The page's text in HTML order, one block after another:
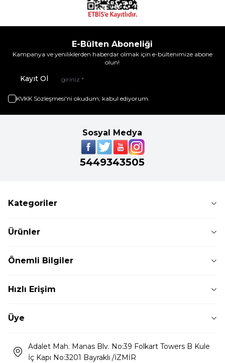
E-Bülten Aboneliği
Kampanya ve yeniliklerden haberdar olmak için e-bültenimize abone
olun!
Kayıt Ol
KVKK Sözleşmesi'ni okudum, kabul ediyorum.
Sosyal Medya
5449343505
Kategoriler
Ürünler
Önemli Bilgiler
Hızlı Erişim
Üye
Adalet Mah. Manas Blv. No:39 Folkart Towers B Kule
İç Kapı No:3201 Bayraklı /İZMİR